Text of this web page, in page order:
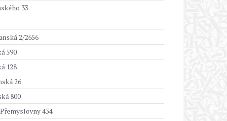
33
2/2656
590
128
26
800
434